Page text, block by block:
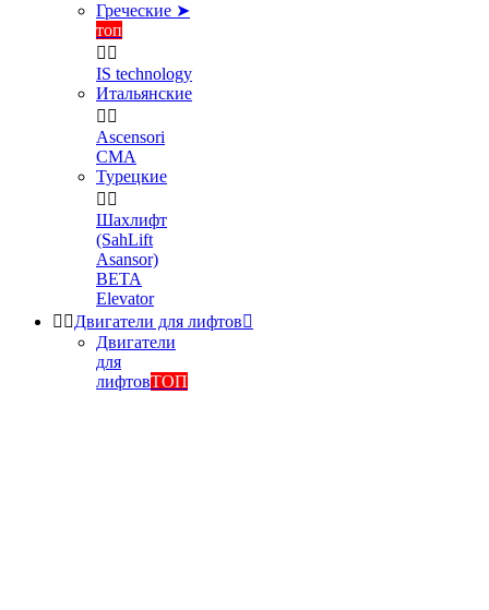
Греческие ➤
топ
 
IS technology
Итальянские
 
Ascensori
CMA
Турецкие
 
Шахлифт
(SahLift
Asansor)
BETA
Elevator
 Двигатели для лифтов
Двигатели
для
лифтовТОП